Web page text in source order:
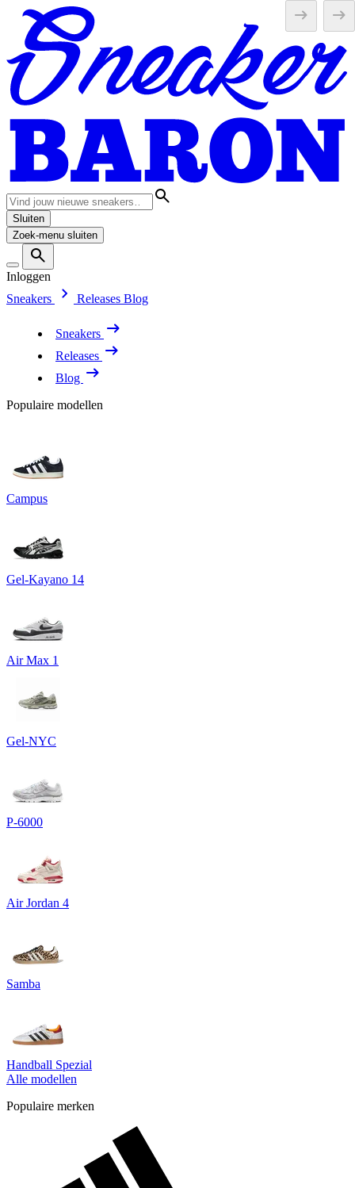
Sluiten
Zoek-menu sluiten
Inloggen
Sneakers
Releases Blog
Sneakers
Releases
Blog
Populaire modellen
Campus
Gel-Kayano 14
Air Max 1
Gel-NYC
P-6000
Air Jordan 4
Samba
Handball Spezial
Alle modellen
Populaire merken